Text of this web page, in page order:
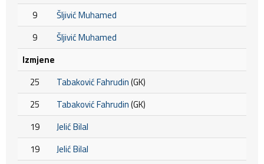
9
Šljivić Muhamed
9
Šljivić Muhamed
Izmjene
25
Tabaković Fahrudin(GK)
25
Tabaković Fahrudin(GK)
19
Jelić Bilal
19
Jelić Bilal